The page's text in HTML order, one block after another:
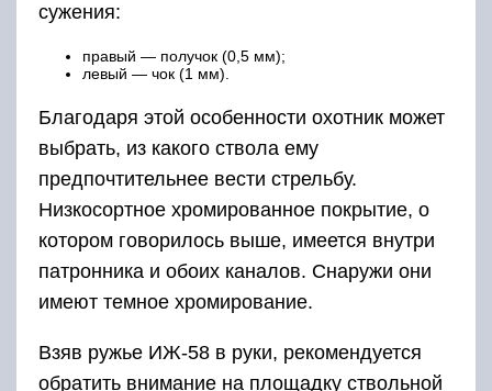
сужения:
правый — получок (0,5 мм);
левый — чок (1 мм).
Благодаря этой особенности охотник может
выбрать, из какого ствола ему
предпочтительнее вести стрельбу.
Низкосортное хромированное покрытие, о
котором говорилось выше, имеется внутри
патронника и обоих каналов. Снаружи они
имеют темное хромирование.
Взяв ружье ИЖ-58 в руки, рекомендуется
обратить внимание на площадку ствольной